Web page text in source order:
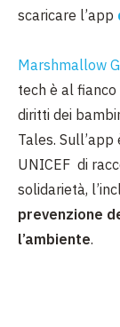
scaricare l’app
Marshmallow
tech è al
diritti dei
Tales.
UNICEF di
solidarietà,
prevenzione
l’ambiente.